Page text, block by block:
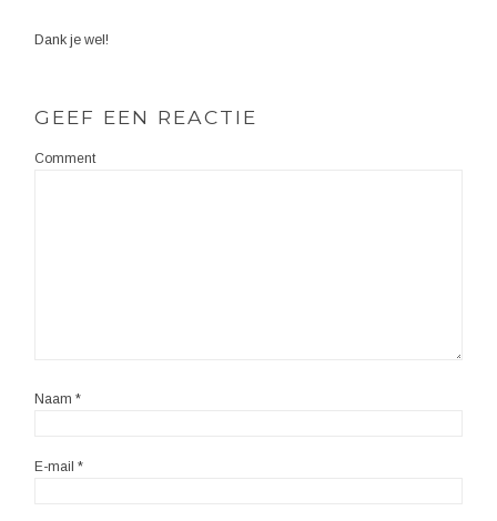
Dank je wel!
GEEF EEN REACTIE
Comment
Naam*
E-mail*